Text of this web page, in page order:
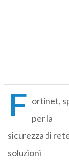
F ortinet,
per la
sicurezza di
soluzioni